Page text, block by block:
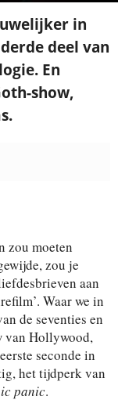
in
deel van
En
show,
zou moeten
zou je
aan
Waar we in
de seventies en
van Hollywood,
seconde in
het tijdperk van
panic.